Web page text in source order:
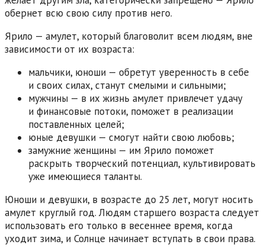
обернет всю свою силу против него.
Ярило — амулет, который благоволит всем людям, вне
зависимости от их возраста:
мальчики, юноши — обретут уверенность в себе
и своих силах, станут смелыми и сильными;
мужчины — в их жизнь амулет привлечет удачу
и финансовые потоки, поможет в реализации
поставленных целей;
юные девушки — смогут найти свою любовь;
замужние женщины — им Ярило поможет
раскрыть творческий потенциал, культивировать
уже имеющиеся таланты.
Юноши и девушки, в возрасте до 25 лет, могут носить
амулет круглый год. Людям старшего возраста следует
использовать его только в весеннее время, когда
уходит зима, и Солнце начинает вступать в свои права.